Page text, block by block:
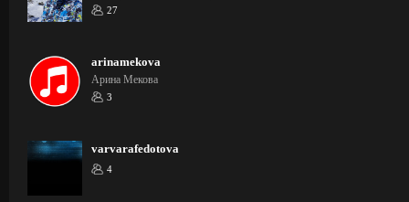
27
arinamekova
Арина Мекова
3
varvarafedotova
4